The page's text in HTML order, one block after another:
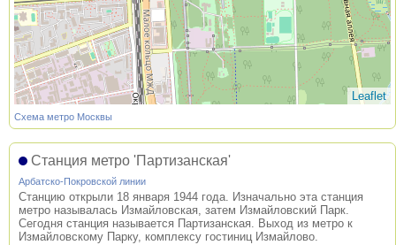
Leaflet
Схема метро Москвы
Станция метро 'Партизанская'
Арбатско-Покровской линии
Станцию открыли 18 января 1944 года. Изначально эта станция
метро называлась Измайловская, затем Измайловский Парк.
Сегодня станция называется Партизанская. Выход из метро к
Измайловскому Парку, комплексу гостиниц Измайлово.